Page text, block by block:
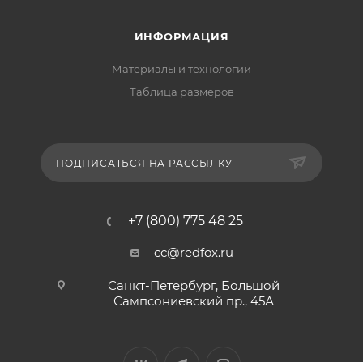
ИНФОРМАЦИЯ
Материалы и технологии
Таблица размеров
ПОДПИСАТЬСЯ НА РАССЫЛКУ
+7 (800) 775 48 25
cc@redfox.ru
Санкт-Петербург, Большой
Сампсониевский пр., 45А